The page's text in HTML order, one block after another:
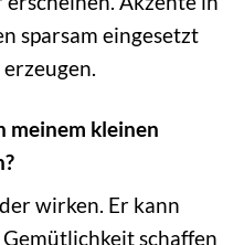
sparsam eingesetzt
meinem kleinen
wirken. Er kann
schaffen